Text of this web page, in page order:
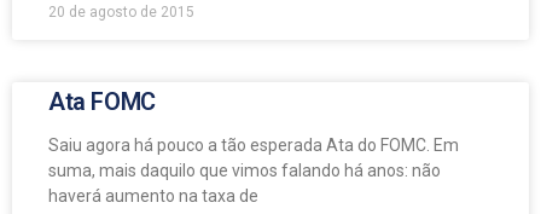
20 de agosto de 2015
Ata FOMC
Saiu agora há pouco a tão esperada Ata do FOMC. Em
suma, mais daquilo que vimos falando há anos: não
haverá aumento na taxa de